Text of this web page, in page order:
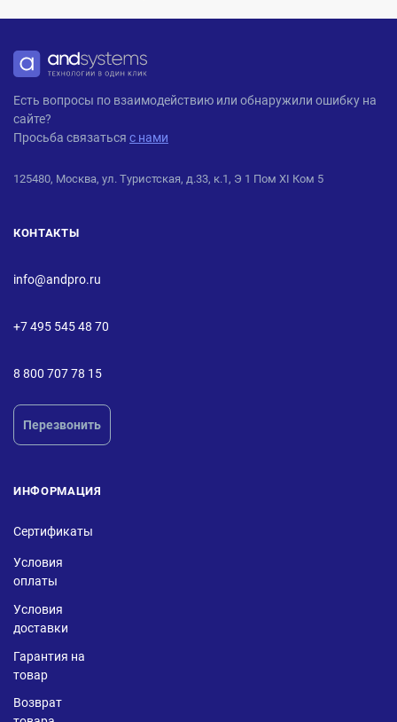
ANDPRO
Есть вопросы по взаимодействию или обнаружили ошибку на
сайте?
Просьба связаться с нами
125480, Москва, ул. Туристская, д.33, к.1, Э 1 Пом XI Ком 5
КОНТАКТЫ
info@andpro.ru
+7 495 545 48 70
8 800 707 78 15
Перезвонить
ИНФОРМАЦИЯ
Сертификаты
Условия
оплаты
Условия
доставки
Гарантия на
товар
Возврат